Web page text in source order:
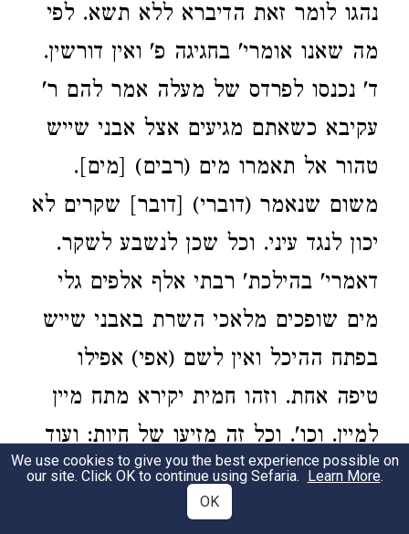
נהגו לומר זאת הדיברא ללא תשא. לפי
מה שאנו אומרי' בחגיגה פ' ואין דורשין.
ד' נכנסו לפרדס של מעלה אמר להם ר'
עקיבא כשאתם מגיעים אצל אבני שייש
טהור אל תאמרו מים (רבים) [מים].
משום שנאמר (דוברי) [דובר] שקרים לא
יכון לנגד עיני. וכל שכן לנשבע לשקר.
דאמרי' בהילכת' רבתי אלף אלפים גלי
מים שופכים מלאכי השרת באבני שייש
בפתח ההיכל ואין לשם (אפי) אפילו
טיפה אחת. וזהו חמית יקירא מתח מיין
למיין. וכו'. וכל זה מזיעו של חיות: ועוד
כת' במזמור לי"י הארץ ומלואה. מ•
יעלה בהר י"י ומי יקום וגו'. נקי כפים ובר
We use cookies to give you the best experience possible on
our site. Click OK to continue using Sefaria. Learn More.
OK